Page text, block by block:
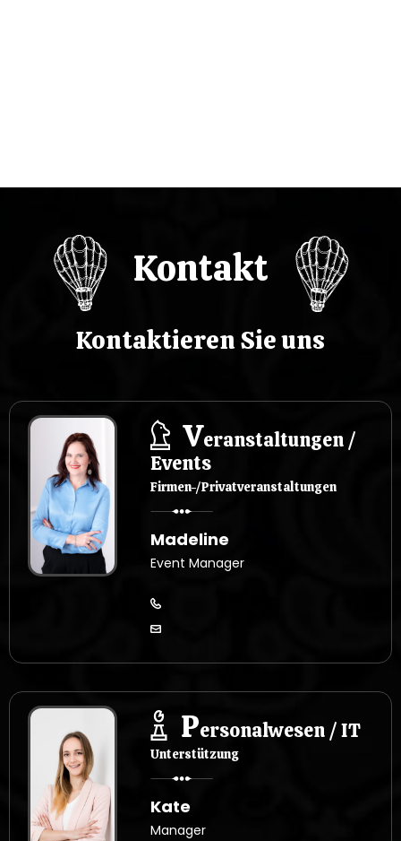
i
Kontakt
Kontaktieren Sie uns
Veranstaltungen /
Events
Firmen-/Privatveranstaltungen
Madeline
Event Manager
Personalwesen / IT
Unterstützung
Kate
Manager